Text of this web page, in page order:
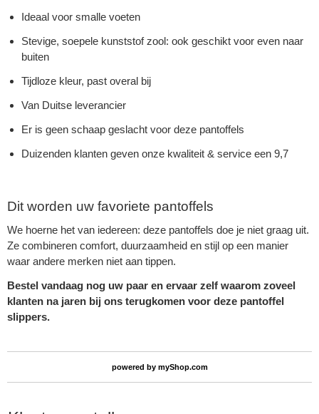
Ideaal voor smalle voeten
Stevige, soepele kunststof zool: ook geschikt voor even naar
buiten
Tijdloze kleur, past overal bij
Van Duitse leverancier
Er is geen schaap geslacht voor deze pantoffels
Duizenden klanten geven onze kwaliteit & service een 9,7
Dit worden uw favoriete pantoffels
We hoerne het van iedereen: deze pantoffels doe je niet graag uit.
Ze combineren comfort, duurzaamheid en stijl op een manier
waar andere merken niet aan tippen.
Bestel vandaag nog uw paar en ervaar zelf waarom zoveel
klanten na jaren bij ons terugkomen voor deze pantoffel
slippers.
powered by myShop.com